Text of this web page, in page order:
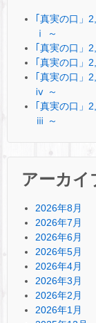
｢真実の口
ⅰ ～
｢真実の口」
｢真実の口」
｢真実の口
ⅳ ～
｢真実の口
ⅲ ～
アーカイ
2026年8月
2026年7月
2026年6月
2026年5月
2026年4月
2026年3月
2026年2月
2026年1月